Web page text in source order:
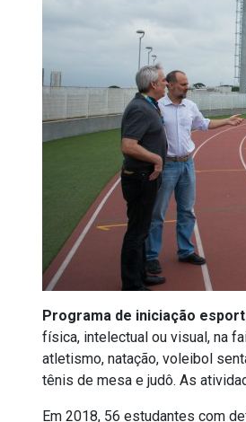
Programa de iniciação
física, intelectual ou visual, na
atletismo, natação, voleibol
tênis de mesa e judô. As
Em 2018, 56 estudantes com